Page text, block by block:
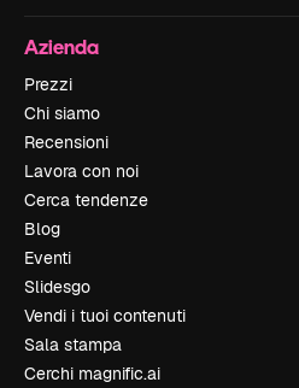
Azienda
Prezzi
Chi siamo
Recensioni
Lavora con noi
Cerca tendenze
Blog
Eventi
Slidesgo
Vendi i tuoi contenuti
Sala stampa
Cerchi magnific.ai